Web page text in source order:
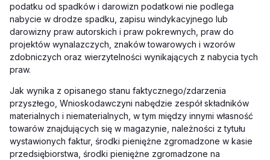
podatku od spadków i darowizn podatkowi nie podlega
nabycie w drodze spadku, zapisu windykacyjnego lub
darowizny praw autorskich i praw pokrewnych, praw do
projektów wynalazczych, znaków towarowych i wzorów
zdobniczych oraz wierzytelności wynikających z nabycia tych
praw.
Jak wynika z opisanego stanu faktycznego/zdarzenia
przyszłego, Wnioskodawczyni nabędzie zespół składników
materialnych i niematerialnych, w tym między innymi własność
towarów znajdujących się w magazynie, należności z tytułu
wystawionych faktur, środki pieniężne zgromadzone w kasie
przedsiębiorstwa, środki pieniężne zgromadzone na